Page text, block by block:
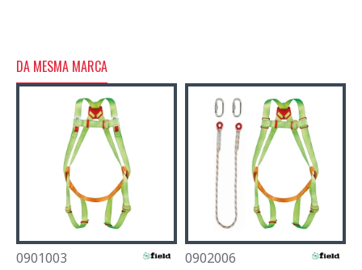
DA MESMA MARCA
0901003 0902006